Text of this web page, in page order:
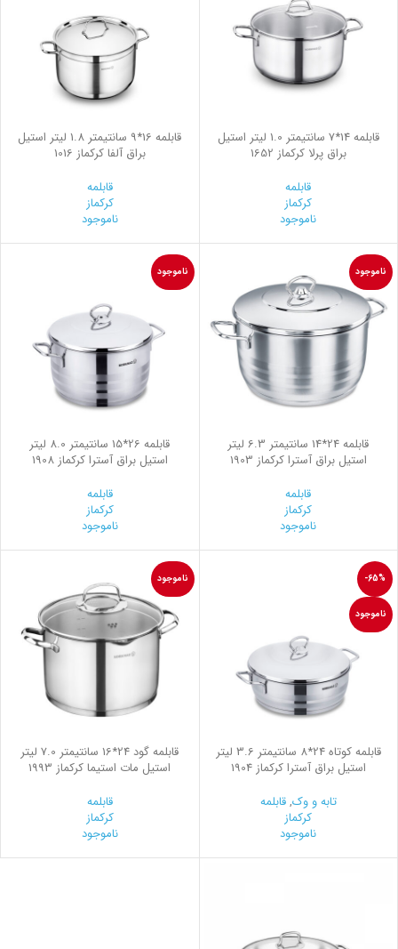
قابلمه 14*7 سانتیمتر 1.0 لیتر استیل
براق پرلا کرکماز 1652
قابلمه
کرکماز
ناموجود
قابلمه 16*9 سانتیمتر 1.8 لیتر استیل
براق آلفا کرکماز 1016
قابلمه
کرکماز
ناموجود
ناموجود
قابلمه 24*14 سانتیمتر 6.3 لیتر
استیل براق آسترا کرکماز 1903
قابلمه
کرکماز
ناموجود
ناموجود
قابلمه 26*15 سانتیمتر 8.0 لیتر
استیل براق آسترا کرکماز 1908
قابلمه
کرکماز
ناموجود
-65%
ناموجود
قابلمه کوتاه 24*8 سانتیمتر 3.6 لیتر
استیل براق آسترا کرکماز 1904
تابه و وک,قابلمه
کرکماز
ناموجود
ناموجود
قابلمه گود 24*16 سانتیمتر 7.0 لیتر
استیل مات استیما کرکماز 1993
قابلمه
کرکماز
ناموجود